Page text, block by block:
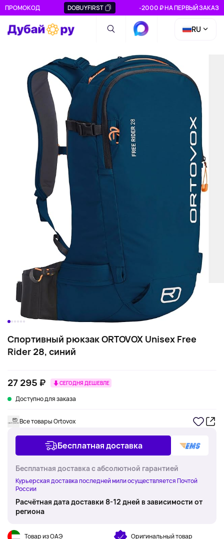
ПРОМОКОД DOBUYFIRST -2000 ₽ НА ПЕРВЫЙ ЗАКАЗ
RU
Спортивный рюкзак ORTOVOX Unisex Free
Rider 28, синий
27 295 ₽ СЕГОДНЯ ДЕШЕВЛЕ
Доступно для заказа
Все товары Ortovox
Бесплатная доставка
Бесплатная доставка с абсолютной гарантией
Курьерская доставка последней мили осуществляется Почтой
России
Расчётная дата доставки 8-12 дней в зависимости от
региона
Товар из ОАЭ Оригинальный товар